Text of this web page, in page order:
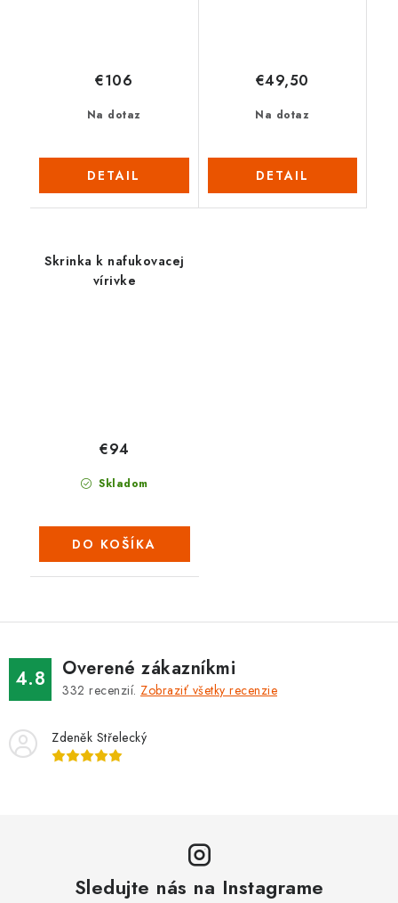
Na dotaz
€106
DETAIL
Na dotaz
€49,50
DETAIL
Skrinka k nafukovacej
vírivke
Skladom
€94
DO KOŠÍKA
4.8 Overené zákazníkmi
332 recenzií. Zobraziť všetky recenzie
Zdeněk Střelecký
Sledujte nás na Instagrame